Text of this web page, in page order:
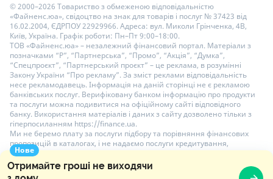
Нове
Отримайте гроші не виходячи
© 2000–2026 Товариство з обмеженою відповідальністю
«Файненс.юа», свідоцтво на знак для товарів і послуг № 37423 від
16.02.2004, ЄДРПОУ 22929966. Адреса: вул. Миколи Грінченка, 4В,
Київ, Україна. Графік роботи: Пн–Пт 9:00–18:00.
ТОВ «Файненс.юа» – незалежний фінансовий портал. Матеріали з
позначками “Р”, “Партнерська”, “Промо”, “Акція”, “Думка”,
“Спецпроєкт”, “Партнерський проєкт” – це реклама, в розумінні
Закону України “Про рекламу”. За зміст реклами відповідальність
несе рекламодавець. Інформація на даній сторінці не є рекламою
банківських послуг. Верифіковану банком інформацію про продукти
та послуги можна подивитися на офіційному сайті відповідного
банку. Використання матеріалів і даних з сайту дозволено тільки з
гіперпосиланням https://finance.ua.
Ми не беремо плату за послуги підбору та порівняння фінансових
пропозицій в каталогах, і не надаємо послуги кредитування,
розміщення депозитів і страхування. Ваші особисті дані на сайті
захищені шифруванням AES-256.